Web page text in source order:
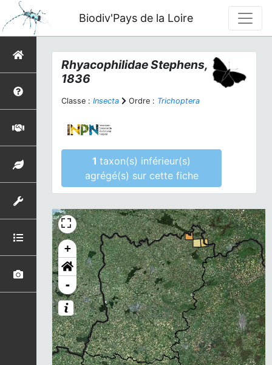
Biodiv'Pays de la Loire
Rhyacophilidae Stephens,
1836
Classe : Insecta Ordre : Trichoptera
1taxon(s) inférieur(s)
agrégé(s) sur cette fiche
+
-